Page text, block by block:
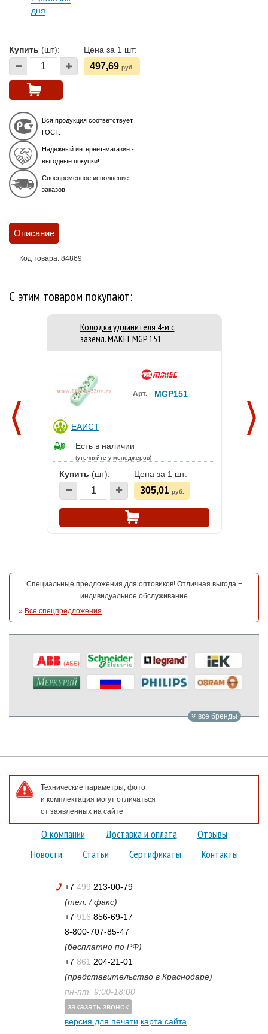
дня
Купить (шт): Цена за 1 шт:
497,69 руб.
Вся продукция соответствует
ГОСТ.
Надёжный интернет-магазин -
выгодные покупки!
Своевременное исполнение
заказов.
Описание
Код товара: 84869
С этим товаром покупают:
Колодка удлинителя 4-м с
заземл. MAKEL MGP 151
ЕАИСТ
Арт. MGP151
Есть в наличии
(уточняйте у менеджеров)
Купить (шт): Цена за 1 шт:
305,01 руб.
Специальные предложения для оптовиков! Отличная выгода +
индивидуальное обслуживание
» Все спецпредложения
все бренды
Технические параметры, фото
и комплектация могут отличаться
от заявленных на сайте
О компании Доставка и оплата
Отзывы
Новости
Статьи Сертификаты Контакты
+7 499 213-00-79
(тел. / факс)
+7 916 856-69-17
8-800-707-85-47
(бесплатно по РФ)
+7 861 204-21-01
(представительство в Краснодаре)
пн-пт. 9:00-18:00
заказать звонок
версия для печати карта сайта